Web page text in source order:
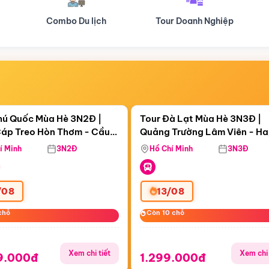
Tour Doanh Nghiệp Du lịch Hành Hương
04:28:33
Treo Hòn Thơm
Quốc Mùa Hè 3N2Đ |
Treo Hòn Thơm - Cầu
Viên Nước Aquatopia
Minh 3N2Đ
Xem chi tiết
Còn06 ngày 04:28:33
Tour Đà Lạt Mùa Hè 3N3Đ |
Quảng Trường Lâm Viên -
Hill - Puppy Farm
Hồ Chí Minh 3N3Đ
13/08
Còn 10 chỗ
Còn 10 chỗ
1.299.000đ Xem